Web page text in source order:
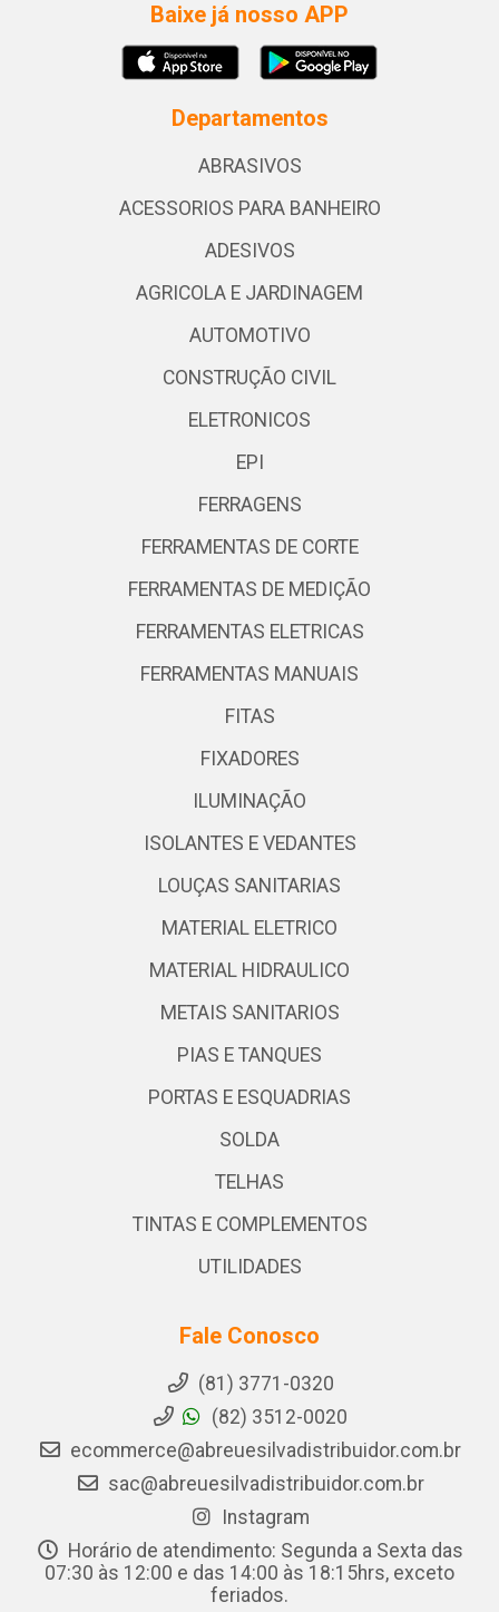
Baixe já nosso APP
Departamentos
ABRASIVOS
ACESSORIOS PARA BANHEIRO
ADESIVOS
AGRICOLA E JARDINAGEM
AUTOMOTIVO
CONSTRUÇÃO CIVIL
ELETRONICOS
EPI
FERRAGENS
FERRAMENTAS DE CORTE
FERRAMENTAS DE MEDIÇÃO
FERRAMENTAS ELETRICAS
FERRAMENTAS MANUAIS
FITAS
FIXADORES
ILUMINAÇÃO
ISOLANTES E VEDANTES
LOUÇAS SANITARIAS
MATERIAL ELETRICO
MATERIAL HIDRAULICO
METAIS SANITARIOS
PIAS E TANQUES
PORTAS E ESQUADRIAS
SOLDA
TELHAS
TINTAS E COMPLEMENTOS
UTILIDADES
Fale Conosco
(81) 3771-0320
(82) 3512-0020
ecommerce@abreuesilvadistribuidor.com.br
sac@abreuesilvadistribuidor.com.br
Instagram
Horário de atendimento: Segunda a Sexta das
07:30 às 12:00 e das 14:00 às 18:15hrs, exceto
feriados.